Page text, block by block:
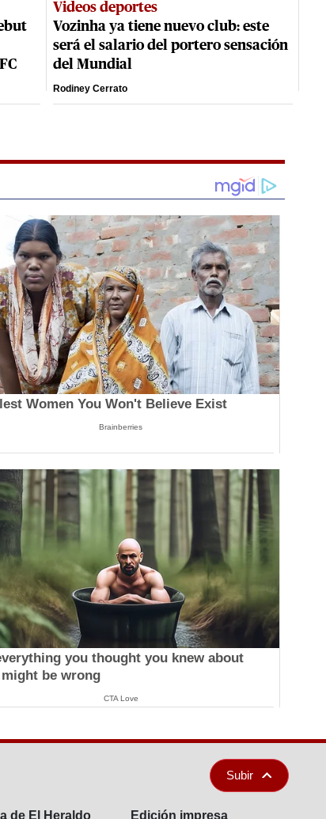
Videos deportes
Vozinha ya tiene nuevo club: este
será el salario del portero sensación
del Mundial
Rodiney Cerrato
Women You Won't Believe Exist
Brainberries
you thought you knew about
be wrong
CTA Love
Subir
de El Heraldo Edición impresa